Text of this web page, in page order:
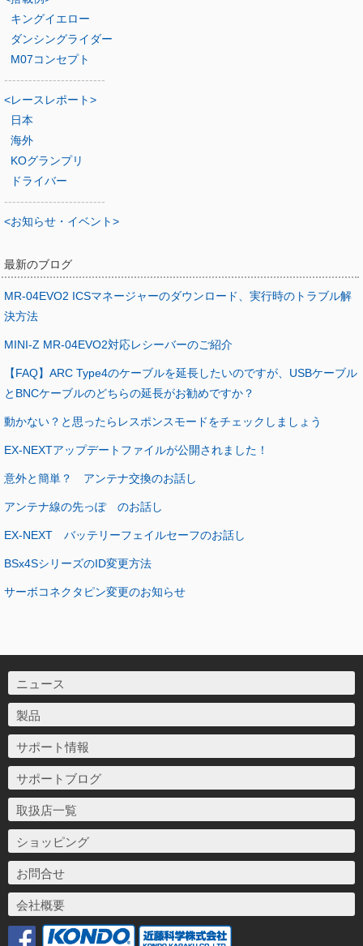
キングイエロー
ダンシングライダー
M07コンセプト
-------------------------
<レースレポート>
日本
海外
KOグランプリ
ドライバー
-------------------------
<お知らせ・イベント>
最新のブログ
MR-04EVO2 ICSマネージャーのダウンロード、実行時のトラブル解
決方法
MINI-Z MR-04EVO2対応レシーバーのご紹介
【FAQ】ARC Type4のケーブルを延長したいのですが、USBケーブル
とBNCケーブルのどちらの延長がお勧めですか？
動かない？と思ったらレスポンスモードをチェックしましょう
EX-NEXTアップデートファイルが公開されました！
意外と簡単？ アンテナ交換のお話し
アンテナ線の先っぽ のお話し
EX-NEXT バッテリーフェイルセーフのお話し
BSx4SシリーズのID変更方法
サーボコネクタピン変更のお知らせ
ニュース
製品
サポート情報
サポートブログ
取扱店一覧
ショッピング
お問合せ
会社概要